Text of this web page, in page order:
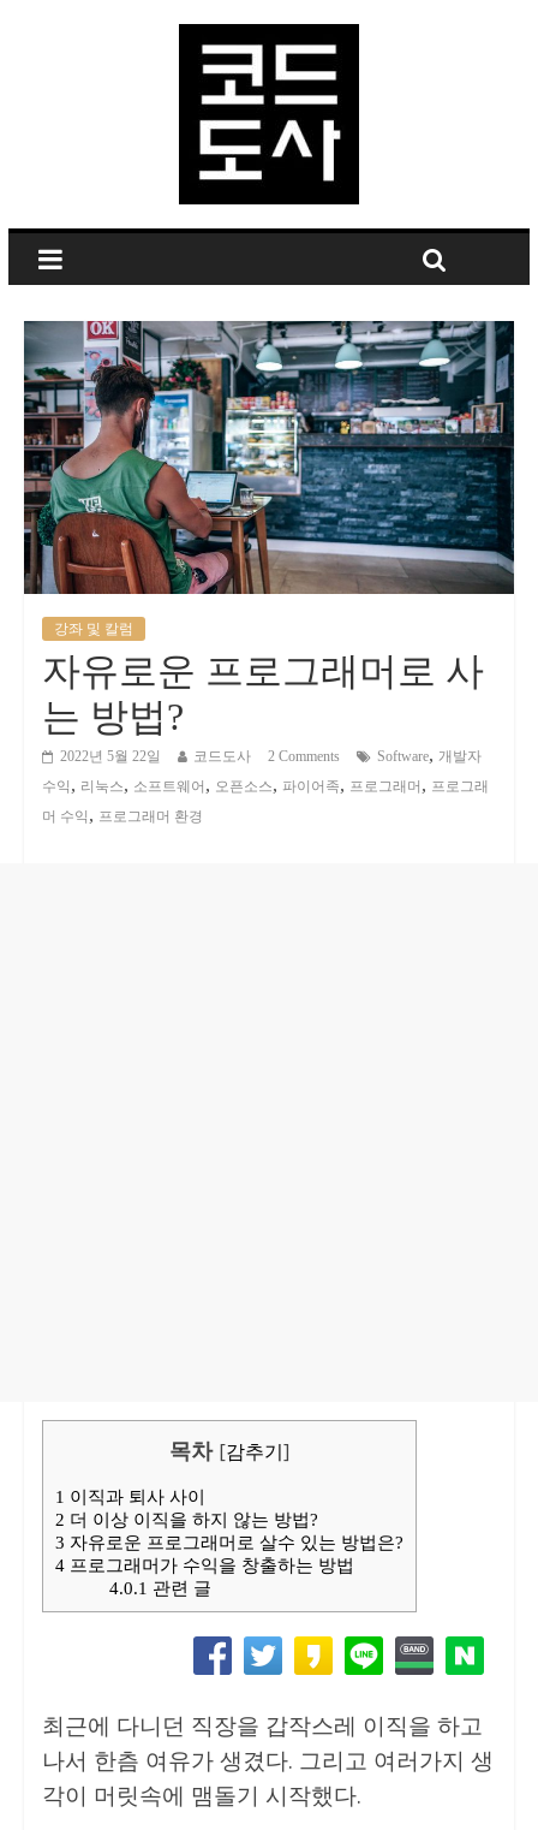
강좌 및 칼럼
자유로운 프로그래머로 사
는 방법?
2022년 5월 22일 코드도사 2 Comments Software, 개발자
수익 , 리눅스, 소프트웨어 , 오픈소스, 파이어족, 프로그래머 , 프로그래
머 수익 , 프로그래머 환경
목차 [감추기]
1 이직과 퇴사 사이
2 더 이상 이직을 하지 않는 방법?
3 자유로운 프로그래머로 살수 있는 방법은?
4프로그래머가 수익을 창출하는 방법
4.0.1 관련 글
최근에 다니던 직장을 갑작스레 이직을 하고
나서 한츰 여유가 생겼다. 그리고 여러가지 생
각이 머릿속에 맴돌기 시작했다.